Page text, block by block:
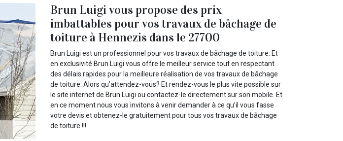
Brun Luigi vous propose des prix
imbattables pour vos travaux de bâchage de
toiture à Hennezis dans le 27700
Brun Luigi est un professionnel pour vos travaux de bâchage de toiture. Et
en exclusivité Brun Luigi vous offre le meilleur service tout en respectant
des délais rapides pour la meilleure réalisation de vos travaux de bâchage
de toiture. Alors qu’attendez-vous? Et rendez-vous le plus vite possible sur
le site internet de Brun Luigi ou contactez-le directement sur son mobile. Et
en ce moment nous vous invitons à venir demander à ce qu’il vous fasse
votre devis et obtenez-le gratuitement pour tous vos travaux de bâchage
de toiture !!!